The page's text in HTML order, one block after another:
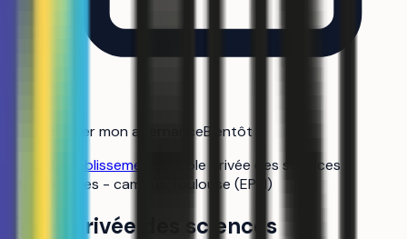
Trouver mon alternanceBientôt
Établissements
École privée des sciences
informatiques - campus Toulouse (EPSI)
École privée des sciences